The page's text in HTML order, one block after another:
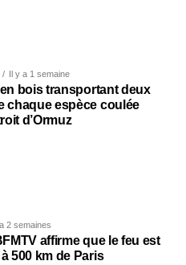
Il y a 1 semaine
bois transportant deux
chaque espèce coulée
d’Ormuz
2 semaines
affirme que le feu est
500 km de Paris